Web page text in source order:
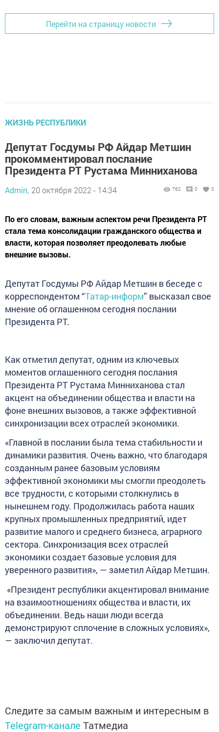
Перейти на страницу новости
ЖИЗНЬ РЕСПУБЛИКИ
Депутат Госдумы РФ Айдар Метшин
прокомментировал послание
Президента РТ Рустама Минниханова
Admin, 20 октября 2022 - 14:34 762 0 0
По его словам, важным аспектом речи Президента РТ
стала тема консолидации гражданского общества и
власти, которая позволяет преодолевать любые
внешние вызовы.
Депутат Госдумы РФ Айдар Метшин в беседе с
корреспондентом “Татар-информ” высказал свое
мнение об оглашенном сегодня послании
Президента РТ.
Как отметил депутат, одним из ключевых
моментов оглашенного сегодня послания
Президента РТ Рустама Минниханова стал
акцент на объединении общества и власти на
фоне внешних вызовов, а также эффективной
синхронизации всех отраслей экономики.
«Главной в послании была тема стабильности и
динамики развития. Очень важно, что благодаря
созданным ранее базовым условиям
эффективной экономики мы смогли преодолеть
все трудности, с которыми столкнулись в
нынешнем году. Продолжилась работа наших
крупных промышленных предприятий, идет
развитие малого и среднего бизнеса, аграрного
сектора. Синхронизация всех отраслей
экономики создает базовые условия для
уверенного развития», — заметил Айдар Метшин.
«Президент республики акцентировал внимание
на взаимоотношениях общества и власти, их
объединении. Ведь наши люди всегда
демонстрируют сплочение в сложных условиях»,
— заключил депутат.
Следите за самым важным и интересным в
Telegram-канале Татмедиа